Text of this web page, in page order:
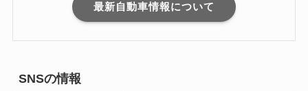
最新自動車情報について
SNSの情報